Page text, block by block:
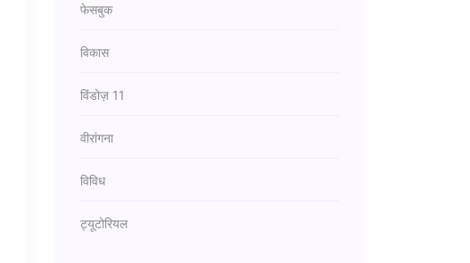
फेसबुक
विकास
विंडोज़ 11
वीरांगना
विविध
ट्यूटोरियल